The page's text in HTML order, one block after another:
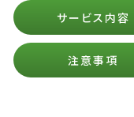
サービス内容
注意事項